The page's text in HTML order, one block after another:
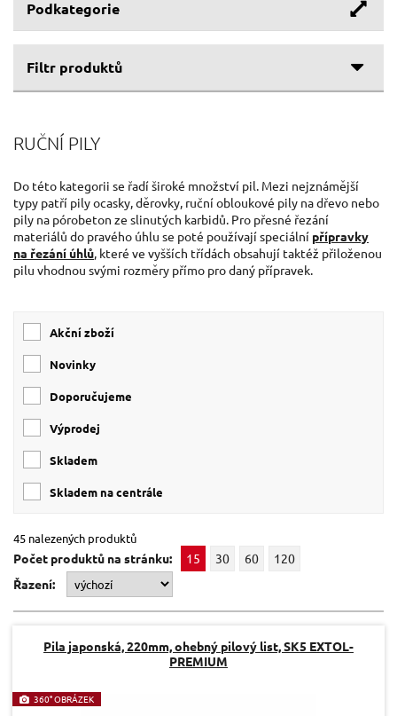
Podkategorie
Filtr produktů
Výrobce
EXTOL-PREMIUM(26)
EXTOL-CRAFT(10)
GEKO(7)
EXTOL PREMIUM (2)
RUČNÍ PILY
Do této kategorii se řadí široké množství pil. Mezi nejznámější
typy patří pily ocasky, děrovky, ruční obloukové pily na dřevo nebo
pily na pórobeton ze slinutých karbidů. Pro přesné řezání
materiálů do pravého úhlu se poté používají speciální přípravky
na řezání úhlů, které ve vyšších třídách obsahují taktéž přiloženou
pilu vhodnou svými rozměry přímo pro daný přípravek.
Akční zboží
Novinky
Doporučujeme
Výprodej
skladem
skladem na centrále
45 nalezených produktů
Počet produktů na stránku: 15 30 60
120
Řazení:
Pila japonská, 220mm, ohebný pilový list, SK5 EXTOL-
PREMIUM
360° OBRÁZEK